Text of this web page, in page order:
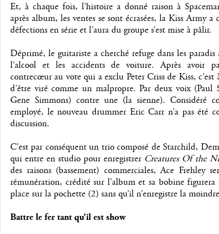
Et, à chaque fois, l’histoire a donné raison à
après album, les ventes se sont écrasées, la Kiss Army a
défections en série et l’aura du groupe s’est mise à pâlir.
Déprimé, le guitariste a cherché refuge dans les
l’alcool et les accidents de voiture. Après avoir
contrecœur au vote qui a exclu Peter Criss de Kiss, c’est
d’être viré comme un malpropre. Par deux voix (Paul
Gene Simmons) contre une (la sienne). Considéré
employé, le nouveau drummer Eric Carr n’a pas été
discussion.
C’est par conséquent un trio composé de Starchild,
qui entre en studio pour enregistrer Creatures Of the
des raisons (bassement) commerciales, Ace Frehley
rémunération, crédité sur l’album et sa bobine figurera
place sur la pochette (2) sans qu’il n’enregistre la
Battre le fer tant qu’il est show